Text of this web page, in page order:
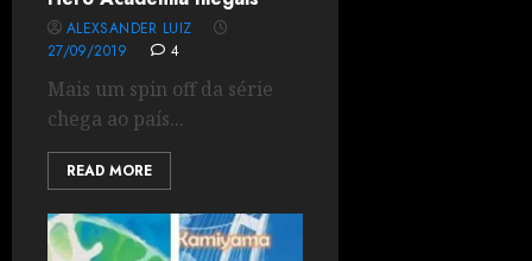
ALEXSANDER LUIZ
27/09/2019
4
Mais um spin off da série
chega ao país...
READ MORE